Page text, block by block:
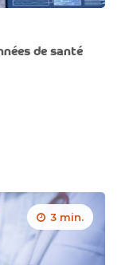
de santé
3 min.